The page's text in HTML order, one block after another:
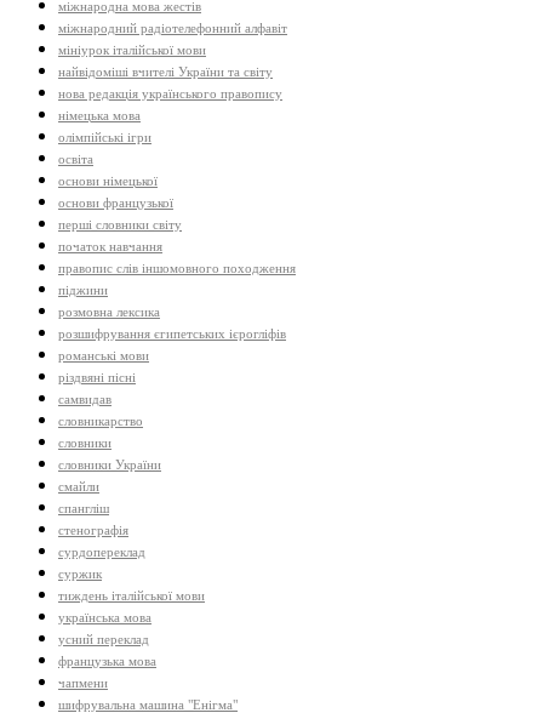
міжнародна мова жестів
міжнародний радіотелефонний алфавіт
мініурок італійської мови
найвідоміші вчителі України та світу
нова редакція українського правопису
німецька мова
олімпійські ігри
освіта
основи німецької
основи французької
перші словники світу
початок навчання
правопис слів іншомовного походження
піджини
розмовна лексика
розшифрування єгипетських ієрогліфів
романські мови
різдвяні пісні
самвидав
словникарство
словники
словники України
смайли
спангліш
стенографія
сурдопереклад
суржик
тиждень італійської мови
українська мова
усний переклад
французька мова
чапмени
шифрувальна машина "Енігма"